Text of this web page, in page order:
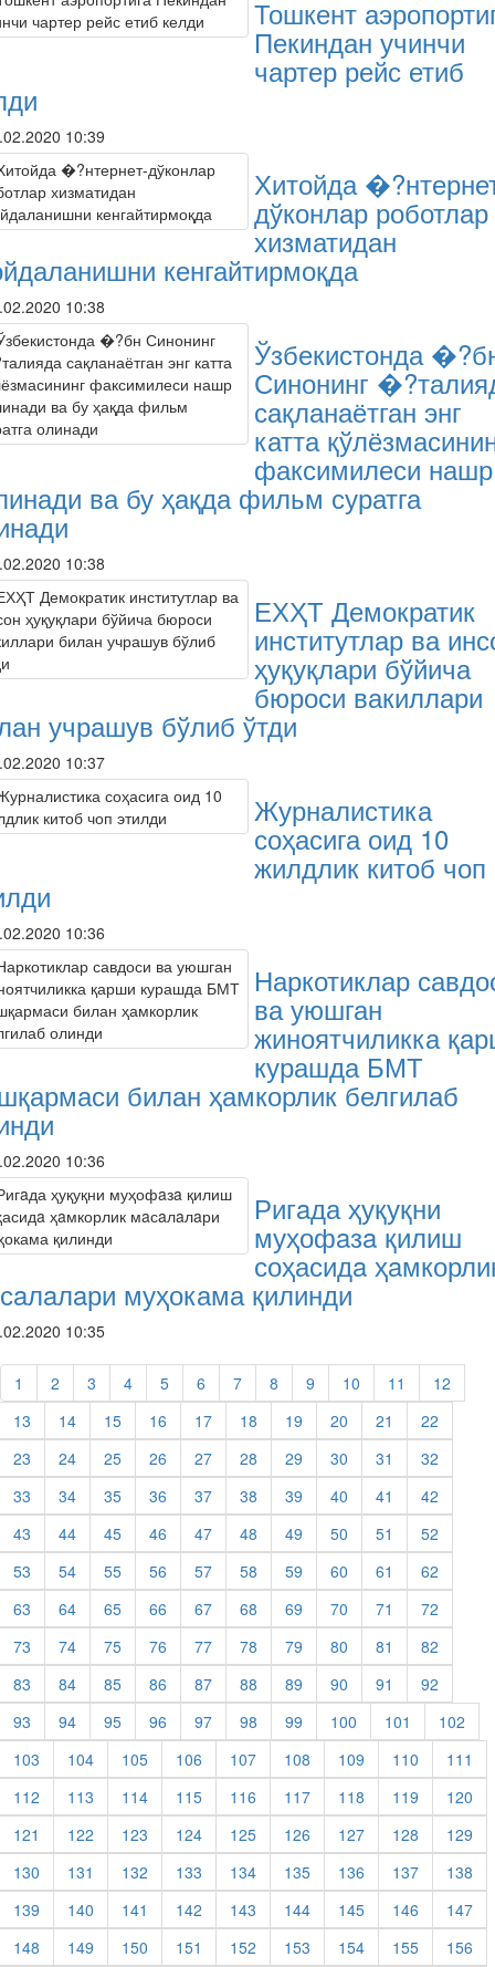
Тошкент
Пекиндан учинчи
чартер рейс етиб
10:39
Хитойда
дўконлар роботлар
хизматидан
кенгайтирмоқда
10:38
Ўзбекистонда
Синонинг
сақланаётган энг
катта
факсимилеси нашр
ва бу ҳақда фильм суратга
10:38
ЕХҲТ Демократик
институтлар ва
ҳуқуқлари бўйича
бюроси вакиллари
учрашув бўлиб ўтди
10:37
Журналистика
соҳасига оид 10
жилдлик китоб чоп
10:36
Наркотиклар
ва уюшган
жиноятчиликка
курашда БМТ
билан ҳамкорлик белгилаб
10:36
Ригaда ҳуқуқни
муҳофaзa қилиш
соҳасидa
муҳокама қилинди
10:35
1 2 3 4 5 6 7 8 9 10 11
12
13
14 15 16 17 18 19 20 21
22
23
24 25 26 27 28 29 30 31
32
33
34 35 36 37 38 39 40 41
42
43
44 45 46 47 48 49 50 51
52
53
54 55 56 57 58 59 60 61
62
63
64 65 66 67 68 69 70 71
72
73
74 75 76 77 78 79 80 81
82
83
84 85 86 87 88 89 90 91
92
93
94 95 96 97 98 99 100 101
102
103
104 105 106 107 108 109 110
111
112
113 114 115 116 117 118 119
120
121
122 123 124 125 126 127 128
129
130
131 132 133 134 135 136 137
138
139
140 141 142 143 144 145 146
147
148
149 150 151 152 153 154 155 156